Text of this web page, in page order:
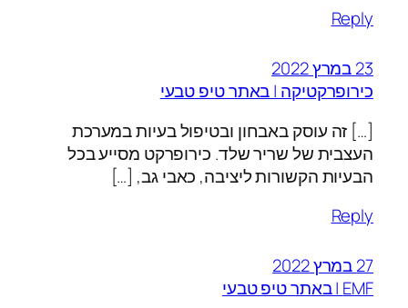
Reply
23 במרץ 2022
כירופרקטיקה | באתר טיפ טבעי
[…] זה עוסק באבחון ובטיפול בעיות במערכת
העצבית של שריר שלד. כירופרקט מסייע בכל
הבעיות הקשורות ליציבה, כאבי גב, […]
Reply
27 במרץ 2022
EMF | באתר טיפ טבעי